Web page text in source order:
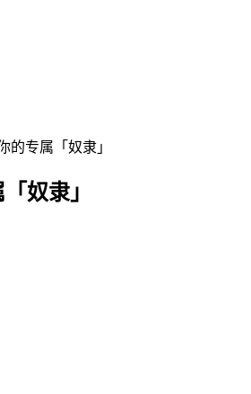
的专属「奴隶」
奴隶」